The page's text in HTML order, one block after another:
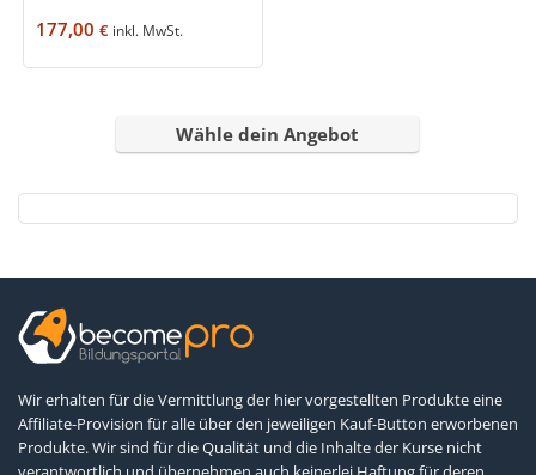
177,00€ inkl. MwSt.
Wähle dein Angebot
Wir erhalten für die Vermittlung der hier vorgestellten Produkte eine
Affiliate-Provision für alle über den jeweiligen Kauf-Button erworbenen
Produkte. Wir sind für die Qualität und die Inhalte der Kurse nicht